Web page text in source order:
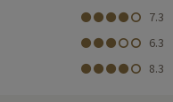
7.3
6.3
8.3